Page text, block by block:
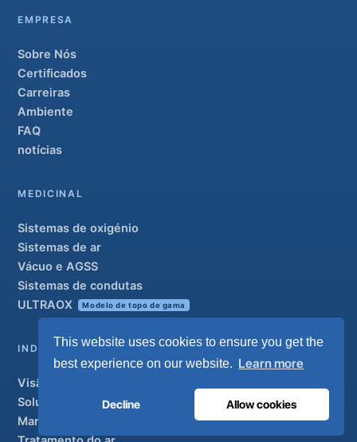
This website uses cookies to ensure you get the
best experience on our website. Learn more
Decline Allow cookies
EMPRESA
Sobre Nós
Certificados
Carreiras
Ambiente
FAQ
notícias
MEDICINAL
Sistemas de oxigénio
Sistemas de ar
Vácuo e AGSS
Sistemas de condutas
ULTRAOX
Modelo de topo de gama
INDUSTRIAL
Visão geral
Soluções
Marcas parceiras